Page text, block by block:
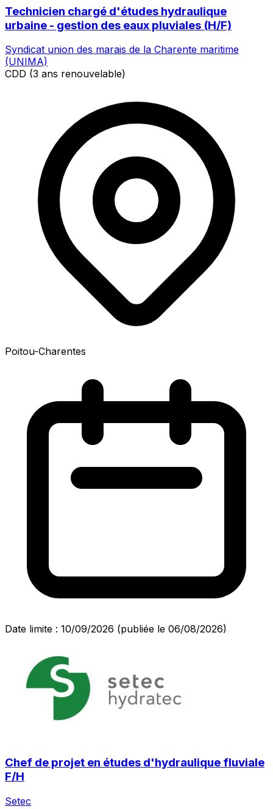
Technicien chargé d'études hydraulique
urbaine - gestion des eaux pluviales (H/F)
Syndicat union des marais de la Charente maritime
(UNIMA)
CDD (3 ans renouvelable)
Poitou-Charentes
Date limite : 10/09/2026 (publiée le 06/08/2026)
Chef de projet en études d'hydraulique fluviale
F/H
Setec